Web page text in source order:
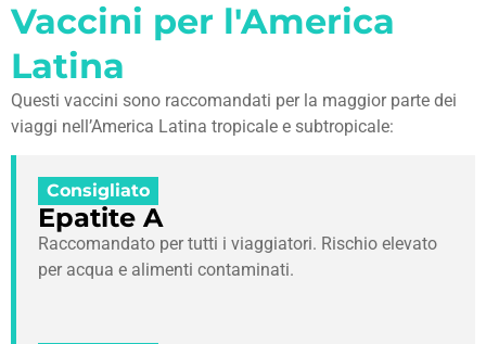
Vaccini per l'America
Latina
Questi vaccini sono raccomandati per la maggior parte dei
viaggi nell’America Latina tropicale e subtropicale:
Consigliato
Epatite A
Raccomandato per tutti i viaggiatori. Rischio elevato
per acqua e alimenti contaminati.